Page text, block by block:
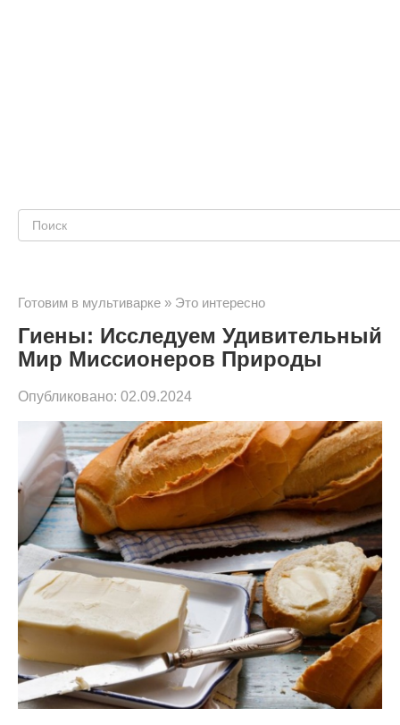
Поиск:
Готовим в мультиварке » Это интересно
Гиены: Исследуем Удивительный
Мир Миссионеров Природы
Опубликовано: 02.09.2024